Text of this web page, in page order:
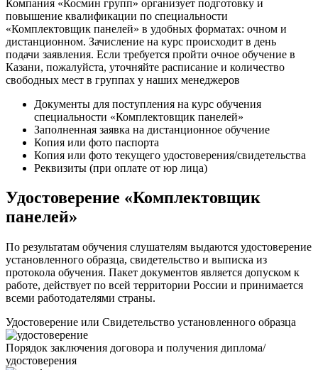
Компания «Космин групп» организует подготовку и
повышение квалификации по специальности
«Комплектовщик панелей» в удобных форматах: очном и
дистанционном. Зачисление на курс происходит в день
подачи заявления. Если требуется пройти очное обучение в
Казани, пожалуйста, уточняйте расписание и количество
свободных мест в группах у наших менеджеров
Документы для поступления на курс обучения
специальности «Комплектовщик панелей»
Заполненная заявка на дистанционное обучение
Копия или фото паспорта
Копия или фото текущего удостоверения/свидетельства
Реквизиты (при оплате от юр лица)
Удостоверение «Комплектовщик
панелей»
По результатам обучения слушателям выдаются удостоверение
установленного образца, свидетельство и выписка из
протокола обучения. Пакет документов является допуском к
работе, действует по всей территории России и принимается
всеми работодателями страны.
Удостоверение или Свидетельство установленного образца
Порядок заключения договора и получения диплома/
удостоверения